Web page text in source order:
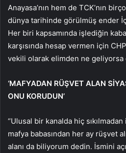
Anayasa’nın hem de TCK’nın
dünya tarihinde görülmüş ender
Her biri kapsamında işlediğin
karşısında hesap vermen için
vekili olarak elimden ne geliyorsa
‘MAFYADAN RÜŞVET ALAN
ONU KORUDUN’
“Ulusal bir kanalda hiç
mafya babasından her ay rüşvet
alanı da biliyorum dedin. İsmini